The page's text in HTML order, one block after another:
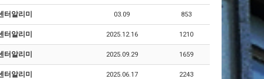
터알리미 03.09 853
터알리미 2025.12.16 1210
터알리미 2025.09.29 1659
터알리미 2025.06.17 2243